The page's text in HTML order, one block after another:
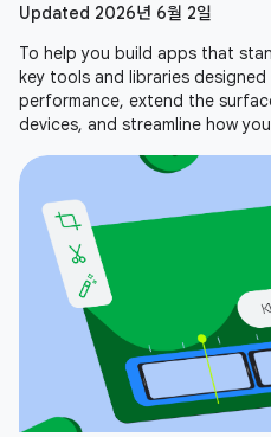
Updated 2026년 6월 2일
To help you build apps that
key tools and libraries
performance, extend the
devices, and streamline how